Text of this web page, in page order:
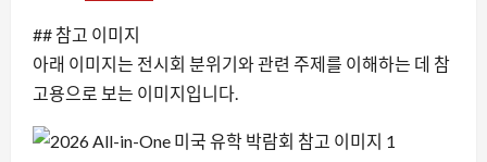
## 참고 이미지
아래 이미지는 전시회 분위기와 관련 주제를 이해하는 데 참
고용으로 보는 이미지입니다.